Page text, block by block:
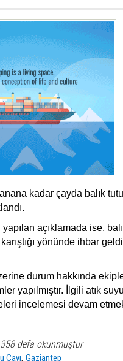
kadar çayda balık
açıklamada ise,
yönünde ihbar
durum hakkında
yapılmıştır. İlgili atık
incelemesi devam
defa okunmuştur
Çayı,Gaziantep